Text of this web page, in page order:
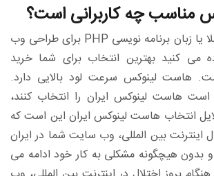
مناسب چه کاربرانی است؟
اگر از وردپرس، جوملا یا زبان برنامه نویسی PHP برای طراحی وب
می کنید بهترین انتخاب برای شما خرید
هاست لینوکس سرعت لود بالایی دارد.
است هاست لینوکس ایران را انتخاب کنند،
انتخاب هاست لینوکس ایران این است که
اینترنت بین المللی، وب سایت شما در ایران
بدون هیچگونه مشکلی به کار خود ادامه می